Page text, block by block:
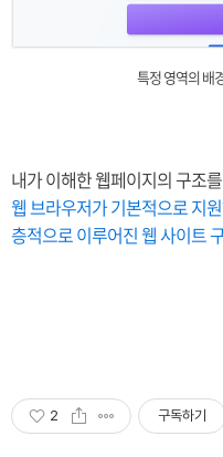
특정 영역의 배
내가 이해한 웹페이지의 구조
웹 브라우저가 기본적으로 지
층적으로 이루어진 웹 사이트
2 구독하기